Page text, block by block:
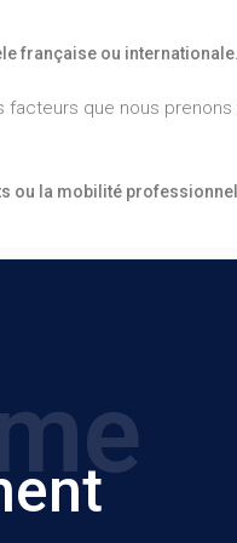
française ou internationale.
facteurs que nous
ou la mobilité